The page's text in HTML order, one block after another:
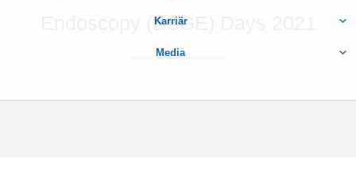
Karriär
Media
Endoscopy (ESGE) Days 2021